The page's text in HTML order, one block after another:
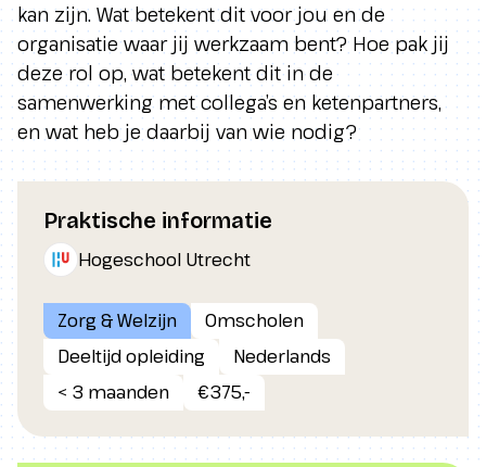
kan zijn. Wat betekent dit voor jou en de
organisatie waar jij werkzaam bent? Hoe pak jij
deze rol op, wat betekent dit in de
samenwerking met collega’s en ketenpartners,
en wat heb je daarbij van wie nodig?
Praktische informatie
Hogeschool Utrecht
Zorg & Welzijn
Omscholen
Deeltijd opleiding
Nederlands
< 3 maanden
€375,-